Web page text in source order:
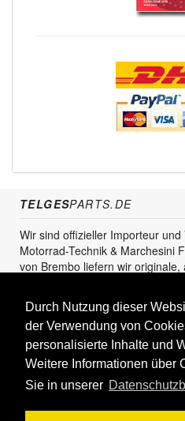
Durch Nutzung dieser
der Verwendung von
personalisierte Inhalte und
Weitere Informationen über
Sie in unserer
TELGESPARTS.DE
Wir sind offizieller Importeur
Motorrad-Technik & Marchesini
von Brembo liefern wir
Unser Service steht sowohl für
den Einzel- und Grosshandel zur
KUNDENBEREICH
Registrieren
Bereits